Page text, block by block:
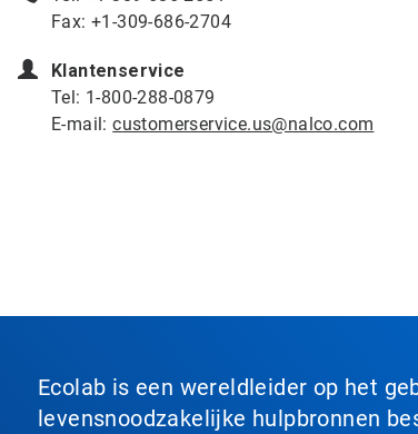
Fax: +1-309-686-2704
Klantenservice
Tel: 1-800-288-0879
E-mail:customerservice.us@nalco.com
Ecolab is een wereldleider op het
levensnoodzakelijke hulpbronnen